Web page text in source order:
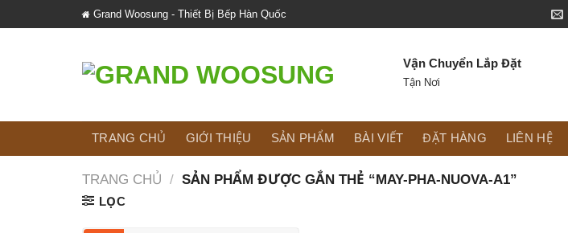
to
Grand Woosung - Thiết Bị Bếp Hàn Quốc
Vận Chuyển Lắp Đặt
Tận Nơi
TRANG CHỦ GIỚI THIỆU SẢN PHẨM BÀI VIẾT ĐẶT HÀNG LIÊN HỆ
TRANG CHỦ / SẢN PHẨM ĐƯỢC GẮN THẺ “MAY-PHA-NUOVA-A1”
LỌC